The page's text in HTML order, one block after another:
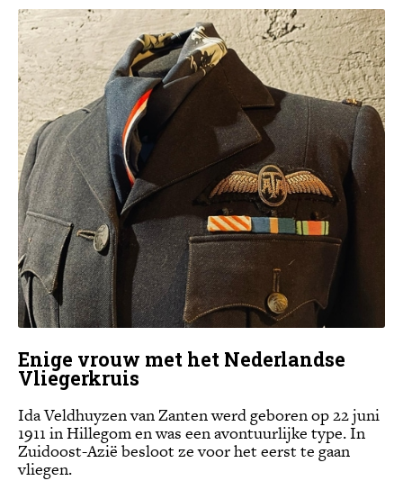
Enige vrouw met het Nederlandse
Vliegerkruis
Ida Veldhuyzen van Zanten werd geboren op 22 juni
1911 in Hillegom en was een avontuurlijke type. In
Zuidoost-Azië besloot ze voor het eerst te gaan
vliegen.